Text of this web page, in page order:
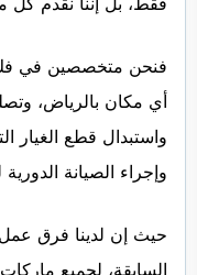
فنحن متخصصين في فك
أي مكان بالرياض،
واستبدال قطع الغيار
وإجراء الصيانة الدورية
حيث إن لدينا فرق
السابقة، لجميع